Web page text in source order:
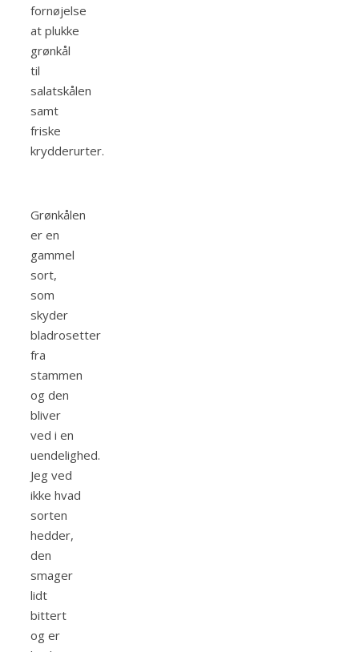
fornøjelse
at plukke
grønkål
til
salatskålen
samt
friske
krydderurter.
Grønkålen
er en
gammel
sort,
som
skyder
bladrosetter
fra
stammen
og den
bliver
ved i en
uendelighed.
Jeg ved
ikke hvad
sorten
hedder,
den
smager
lidt
bittert
og er